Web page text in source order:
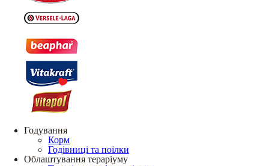
Годування
Корм
Годівниці та поїлки
Облаштування тераріуму